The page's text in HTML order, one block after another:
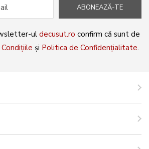
ABONEAZĂ-TE
uldecusut.ro confirm că sunt de
și Politica de Confidențialitate.